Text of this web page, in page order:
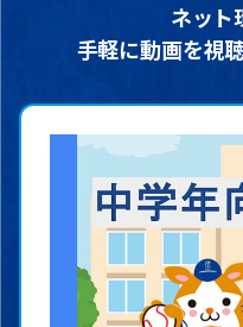
ネット
手軽に動画を視